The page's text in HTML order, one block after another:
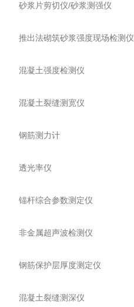
砂浆片剪切仪/砂浆测强仪
推出法砌筑砂浆强度现场检测仪
混凝土强度检测仪
混凝土裂缝测宽仪
钢筋测力计
透光率仪
锚杆综合参数测定仪
非金属超声波检测仪
钢筋保护层厚度测定仪
混凝土裂缝测深仪